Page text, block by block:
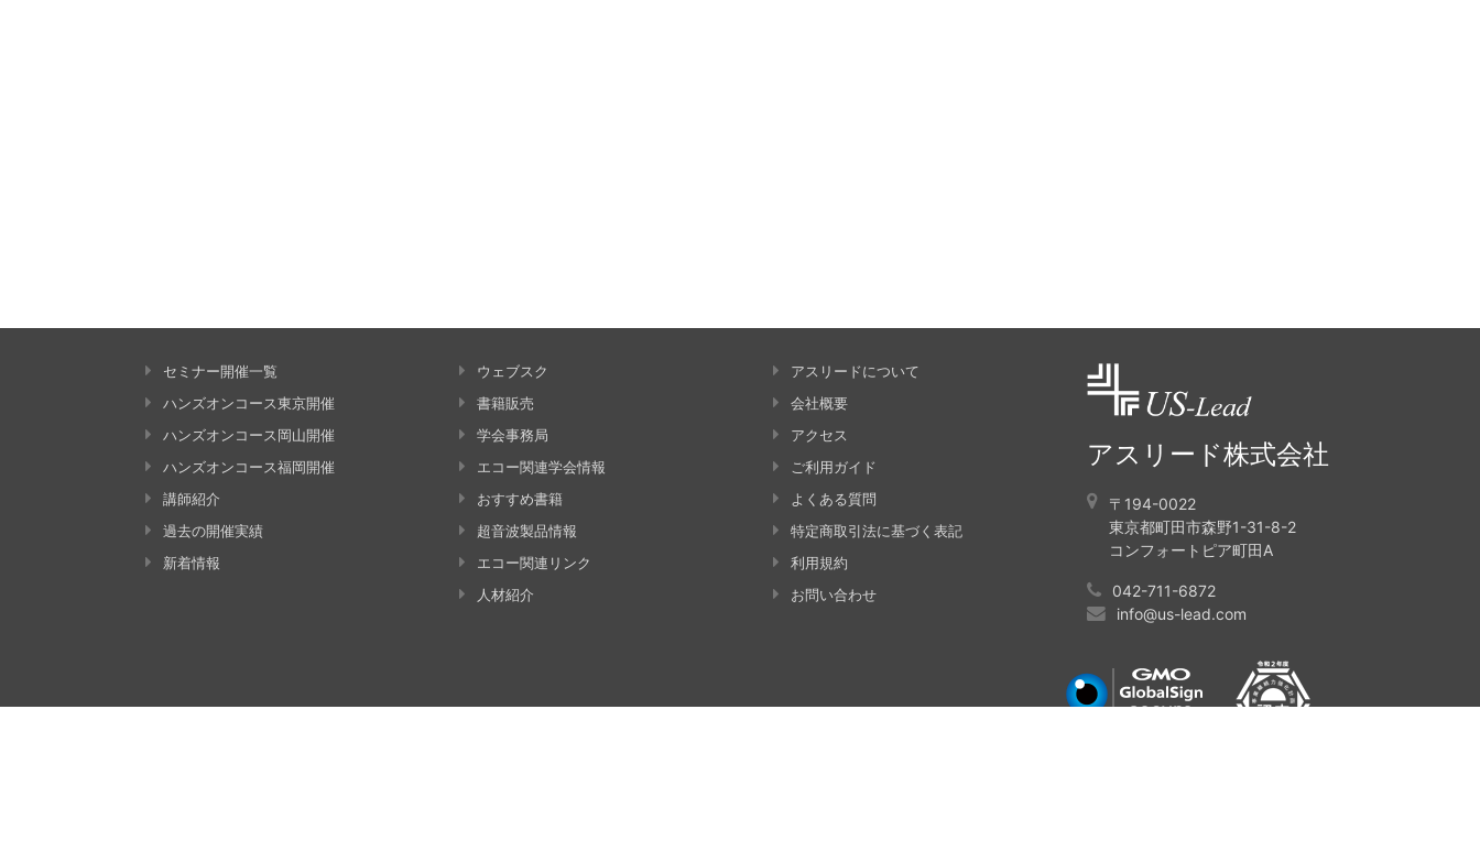
セミナー開催一覧
ハンズオンコース東京開催
ハンズオンコース岡山開催
ハンズオンコース福岡開催
講師紹介
過去の開催実績
新着情報
ウェブスク
書籍販売
学会事務局
エコー関連学会情報
おすすめ書籍
超音波製品情報
エコー関連リンク
人材紹介
アスリードについて
会社概要
アクセス
ご利用ガイド
よくある質問
特定商取引法に基づく表記
利用規約
お問い合わせ
アスリード株式会社
〒194-0022
東京都町田市森野1-31-8-2
コンフォートピア町田A
042-711-6872
info@us-lead.com